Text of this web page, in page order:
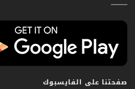
صفحتنا على الفايسبوك